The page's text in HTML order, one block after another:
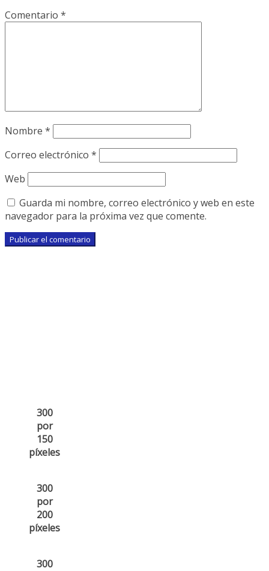
Comentario *
Nombre *
Correo electrónico *
Web
Guarda mi nombre, correo electrónico y web en este
navegador para la próxima vez que comente.
300
por
150
píxeles
300
por
200
píxeles
300